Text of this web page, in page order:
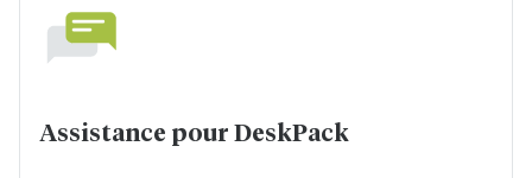
Assistance pour DeskPack